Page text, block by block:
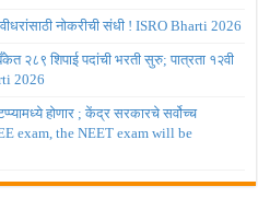
नोकरीची संधी ! ISRO Bharti 2026
२८९ शिपाई पदांची भरती सुरु; पात्रता १२वी
2026
होणार ; केंद्र सरकारचे सर्वोच्च
exam, the NEET exam will be